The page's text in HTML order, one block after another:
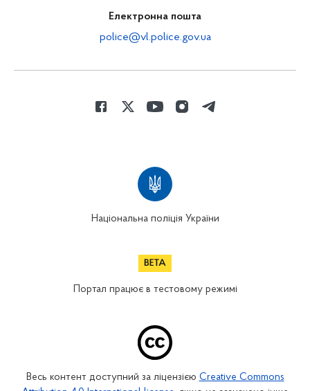
Електронна пошта
police@vl.police.gov.ua
Національна поліція України
Портал працює в тестовому режимі
Весь контент доступний за ліцензією Creative Commons